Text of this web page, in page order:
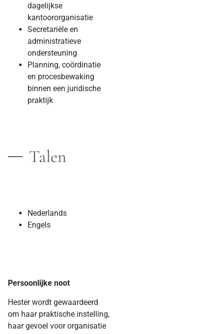
dagelijkse
kantoororganisatie
Secretariële en
administratieve
ondersteuning
Planning, coördinatie
en procesbewaking
binnen een juridische
praktijk
Talen
Nederlands
Engels
Persoonlijke noot
Hester wordt gewaardeerd
om haar praktische instelling,
haar gevoel voor organisatie